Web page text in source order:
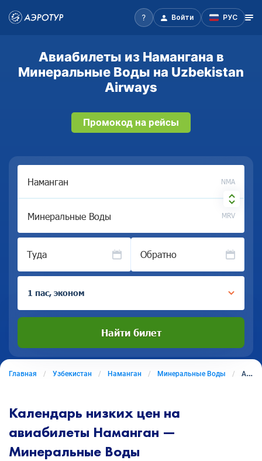
Войти РУС
Авиабилеты из Намангана в
Минеральные Воды на Uzbekistan
Airways
Промокод на рейсы
NMA
MRV
Туда Обратно
1 пас, эконом
Найти билет
Главная Узбекистан Наманган Минеральные Воды Авиабилеты из Намангана в Минеральные Воды
Календарь низких цен на
авиабилеты Наманган —
Минеральные Воды